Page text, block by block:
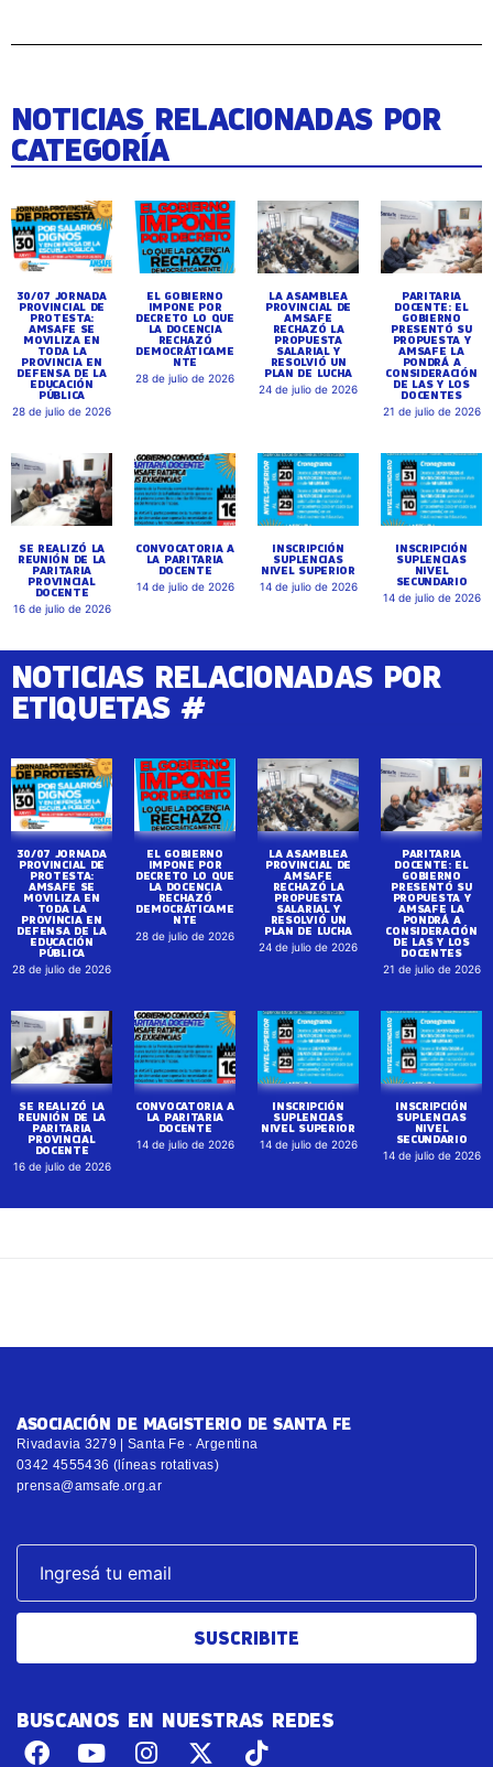
NOTICIAS RELACIONADAS POR
CATEGORÍA
30/07 JORNADA
PROVINCIAL DE
PROTESTA:
AMSAFE SE
MOVILIZA EN
TODA LA
PROVINCIA EN
DEFENSA DE LA
EDUCACIÓN
PÚBLICA
28 de julio de 2026
EL GOBIERNO
IMPONE POR
DECRETO LO QUE
LA DOCENCIA
RECHAZÓ
DEMOCRÁTICAME
NTE
28 de julio de 2026
LA ASAMBLEA
PROVINCIAL DE
AMSAFE
RECHAZÓ LA
PROPUESTA
SALARIAL Y
RESOLVIÓ UN
PLAN DE LUCHA
24 de julio de 2026
PARITARIA
DOCENTE: EL
GOBIERNO
PRESENTÓ SU
PROPUESTA Y
AMSAFE LA
PONDRÁ A
CONSIDERACIÓN
DE LAS Y LOS
DOCENTES
21 de julio de 2026
SE REALIZÓ LA
REUNIÓN DE LA
PARITARIA
PROVINCIAL
DOCENTE
16 de julio de 2026
CONVOCATORIA A
LA PARITARIA
DOCENTE
14 de julio de 2026
INSCRIPCIÓN
SUPLENCIAS
NIVEL SUPERIOR
14 de julio de 2026
INSCRIPCIÓN
SUPLENCIAS
NIVEL
SECUNDARIO
14 de julio de 2026
NOTICIAS RELACIONADAS POR
ETIQUETAS #
30/07 JORNADA
PROVINCIAL DE
PROTESTA:
AMSAFE SE
MOVILIZA EN
TODA LA
PROVINCIA EN
DEFENSA DE LA
EDUCACIÓN
PÚBLICA
28 de julio de 2026
EL GOBIERNO
IMPONE POR
DECRETO LO QUE
LA DOCENCIA
RECHAZÓ
DEMOCRÁTICAME
NTE
28 de julio de 2026
LA ASAMBLEA
PROVINCIAL DE
AMSAFE
RECHAZÓ LA
PROPUESTA
SALARIAL Y
RESOLVIÓ UN
PLAN DE LUCHA
24 de julio de 2026
PARITARIA
DOCENTE: EL
GOBIERNO
PRESENTÓ SU
PROPUESTA Y
AMSAFE LA
PONDRÁ A
CONSIDERACIÓN
DE LAS Y LOS
DOCENTES
21 de julio de 2026
SE REALIZÓ LA
REUNIÓN DE LA
PARITARIA
PROVINCIAL
DOCENTE
16 de julio de 2026
CONVOCATORIA A
LA PARITARIA
DOCENTE
14 de julio de 2026
INSCRIPCIÓN
SUPLENCIAS
NIVEL SUPERIOR
14 de julio de 2026
INSCRIPCIÓN
SUPLENCIAS
NIVEL
SECUNDARIO
14 de julio de 2026
ASOCIACIÓN DE MAGISTERIO DE SANTA FE
Rivadavia 3279 | Santa Fe · Argentina
0342 4555436 (líneas rotativas)
prensa@amsafe.org.ar
SUSCRIBITE
BUSCANOS EN NUESTRAS REDES